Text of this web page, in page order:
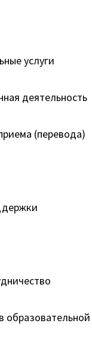
услуги
деятельность
(перевода)
образовательной